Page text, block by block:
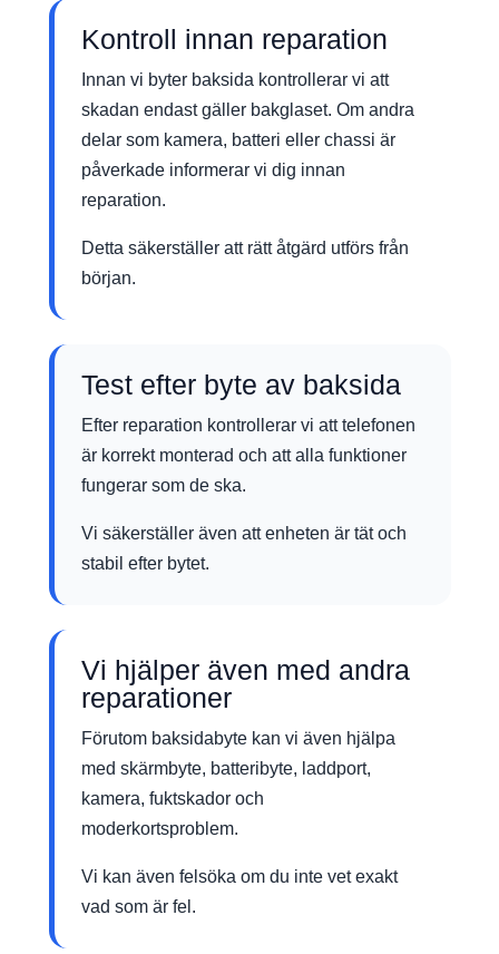
Kontroll innan reparation
Innan vi byter baksida kontrollerar vi att
skadan endast gäller bakglaset. Om andra
delar som kamera, batteri eller chassi är
påverkade informerar vi dig innan
reparation.
Detta säkerställer att rätt åtgärd utförs från
början.
Test efter byte av baksida
Efter reparation kontrollerar vi att telefonen
är korrekt monterad och att alla funktioner
fungerar som de ska.
Vi säkerställer även att enheten är tät och
stabil efter bytet.
Vi hjälper även med andra
reparationer
Förutom baksidabyte kan vi även hjälpa
med skärmbyte, batteribyte, laddport,
kamera, fuktskador och
moderkortsproblem.
Vi kan även felsöka om du inte vet exakt
vad som är fel.